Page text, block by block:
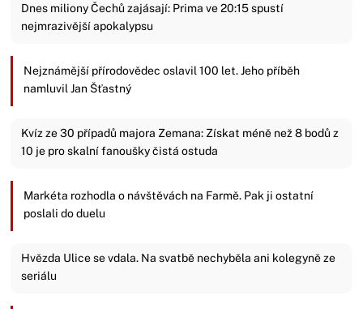
Dnes miliony Čechů zajásají: Prima ve 20:15 spustí
nejmrazivější apokalypsu
Nejznámější přírodovědec oslavil 100 let. Jeho příběh
namluvil Jan Šťastný
Kvíz ze 30 případů majora Zemana: Získat méně než 8 bodů z
10 je pro skalní fanoušky čistá ostuda
Markéta rozhodla o návštěvách na Farmě. Pak ji ostatní
poslali do duelu
Hvězda Ulice se vdala. Na svatbě nechyběla ani kolegyně ze
seriálu